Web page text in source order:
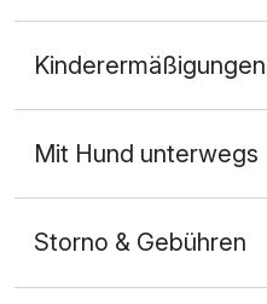
2 Erwachsene und 1 Kind
Kinderermäßigungen
Mit Hund unterwegs
Storno & Gebühren